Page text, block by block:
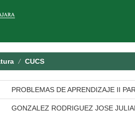
CUCS
PROBLEMAS DE APRENDIZAJE II
GONZALEZ RODRIGUEZ JOSE